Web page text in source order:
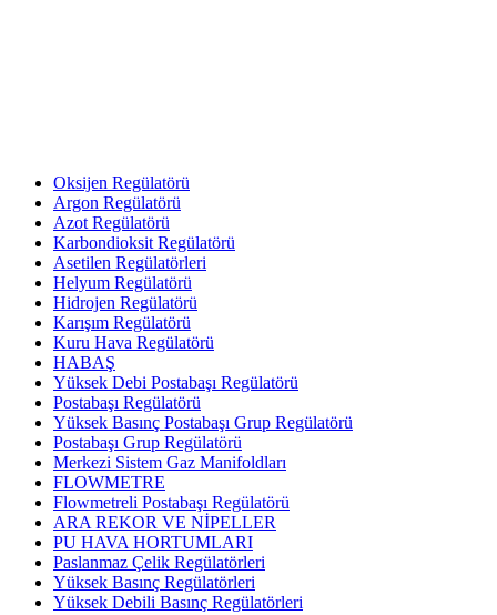
Oksijen Regülatörü
Argon Regülatörü
Azot Regülatörü
Karbondioksit Regülatörü
Asetilen Regülatörleri
Helyum Regülatörü
Hidrojen Regülatörü
Karışım Regülatörü
Kuru Hava Regülatörü
HABAŞ
Yüksek Debi Postabaşı Regülatörü
Postabaşı Regülatörü
Yüksek Basınç Postabaşı Grup Regülatörü
Postabaşı Grup Regülatörü
Merkezi Sistem Gaz Manifoldları
FLOWMETRE
Flowmetreli Postabaşı Regülatörü
ARA REKOR VE NİPELLER
PU HAVA HORTUMLARI
Paslanmaz Çelik Regülatörleri
Yüksek Basınç Regülatörleri
Yüksek Debili Basınç Regülatörleri